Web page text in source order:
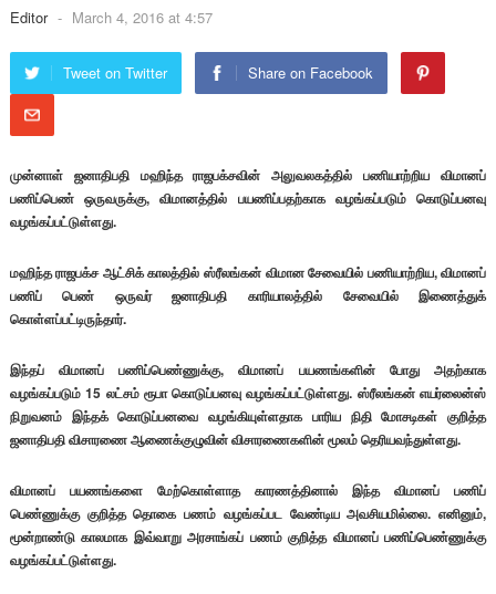
Editor - March 4, 2016 at 4:57
Tweet on Twitter Share on Facebook
முன்னாள் ஜனாதிபதி மஹிந்த ராஜபக்சவின் அலுவலகத்தில் பணியாற்றிய விமானப்
பணிப்பெண் ஒருவருக்கு, விமானத்தில் பயணிப்பதற்காக வழங்கப்படும் கொடுப்பனவு
வழங்கப்பட்டுள்ளது.
மஹிந்த ராஜபக்ச ஆட்சிக் காலத்தில் ஸ்ரீலங்கன் விமான சேவையில் பணியாற்றிய, விமானப்
பணிப் பெண் ஒருவர் ஜனாதிபதி காரியாலத்தில் சேவையில் இணைத்துக்
கொள்ளப்பட்டிருந்தார்.
இந்தப் விமானப் பணிப்பெண்ணுக்கு, விமானப் பயணங்களின் போது அதற்காக
வழங்கப்படும் 15 லட்சம் ரூபா கொடுப்பனவு வழங்கப்பட்டுள்ளது. ஸ்ரீலங்கன் எயர்லைன்ஸ்
நிறுவனம் இந்தக் கொடுப்பனவை வழங்கியுள்ளதாக பாரிய நிதி மோசடிகள் குறித்த
ஜனாதிபதி விசாரணை ஆணைக்குழுவின் விசாரணைகளின் மூலம் தெரியவந்துள்ளது.
விமானப் பயணங்களை மேற்கொள்ளாத காரணத்தினால் இந்த விமானப் பணிப்
பெண்ணுக்கு குறித்த தொகை பணம் வழங்கப்பட வேண்டிய அவசியமில்லை. எனினும்,
மூன்றாண்டு காலமாக இவ்வாறு அரசாங்கப் பணம் குறித்த விமானப் பணிப்பெண்ணுக்கு
வழங்கப்பட்டுள்ளது.